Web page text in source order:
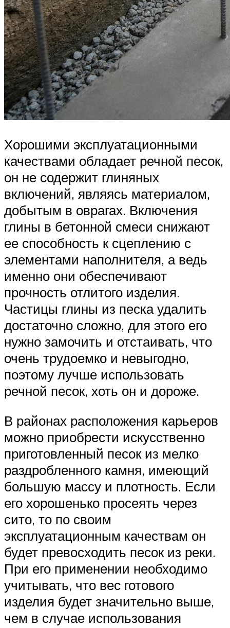
Хорошими эксплуатационными
качествами обладает речной песок,
он не содержит глиняных
включений, являясь материалом,
добытым в оврагах. Включения
глины в бетонной смеси снижают
ее способность к сцеплению с
элементами наполнителя, а ведь
именно они обеспечивают
прочность отлитого изделия.
Частицы глины из песка удалить
достаточно сложно, для этого его
нужно замочить и отстаивать, что
очень трудоемко и невыгодно,
поэтому лучше использовать
речной песок, хоть он и дороже.
В районах расположения карьеров
можно приобрести искусственно
приготовленный песок из мелко
раздробленного камня, имеющий
большую массу и плотность. Если
его хорошенько просеять через
сито, то по своим
эксплуатационным качествам он
будет превосходить песок из реки.
При его применении необходимо
учитывать, что вес готового
изделия будет значительно выше,
чем в случае использования